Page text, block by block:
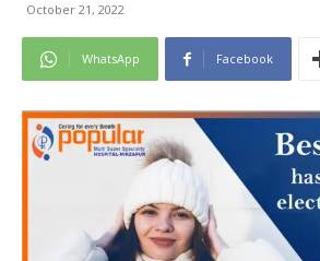
October 21, 2022
WhatsApp Facebook